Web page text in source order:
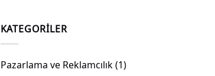
KATEGORILER
Pazarlama ve Reklamcılık(1)